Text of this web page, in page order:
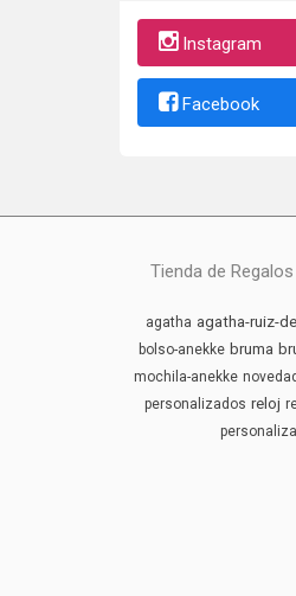
Instagram
Facebook
Tienda de
agatha agatha-ruiz-
bolso-anekke bruma
mochila-anekke novedad
personalizados reloj